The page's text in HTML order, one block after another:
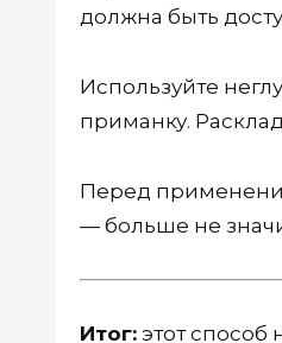
должна быть
Используйте
приманку.
Перед
— больше не
Итог: этот способ